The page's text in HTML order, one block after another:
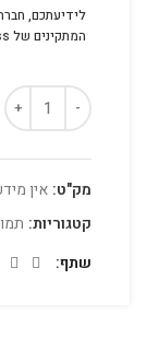
לידיעתכם,
המתקינים של B-Glass.
מק"ט: אין
קטגוריות:
שתף